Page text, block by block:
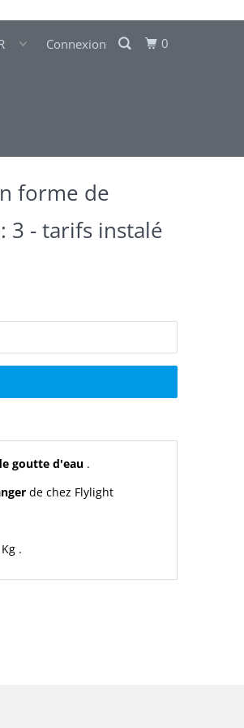
Connexion 0
forme de
3 - tarifs instalé
goutte d'eau .
de chez Flylight
.